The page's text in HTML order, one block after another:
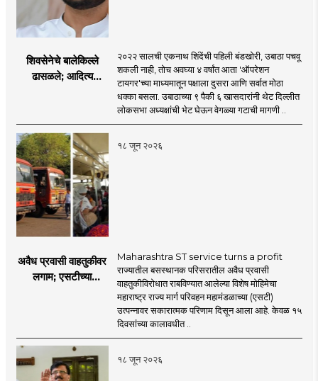
शिवसेनेचे बालेकिल्ले
ढासळले; आदित्य
नेमका कुठे चुकला?
२०२२ सालची एकनाथ शिंदेंची पहिली बंडखोरी, उबाठा पचवू
शकली नाही, तोच अवघ्या ४ वर्षांत आता 'ऑपरेशन
टायगर'च्या माध्यमातून पक्षाला दुसरा आणि सर्वात मोठा
धक्का बसला. उबाठाच्या ९ पैकी ६ खासदारांनी थेट दिल्लीत
लोकसभा अध्यक्षांची भेट घेऊन वेगळ्या गटाची मागणी ..
१८ जून २०२६
अवैध प्रवासी वाहतुकीवर
लगाम; एसटीच्या
Maharashtra ST service turns a profit
राज्यातील बसस्थानक परिसरातील अवैध प्रवासी
वाहतुकीविरोधात राबविण्यात आलेल्या विशेष मोहिमेचा
महाराष्ट्र राज्य मार्ग परिवहन महामंडळाच्या (एसटी)
उत्पन्नावर सकारात्मक परिणाम दिसून आला आहे. केवळ १५
दिवसांच्या कालावधीत ..
१८ जून २०२६